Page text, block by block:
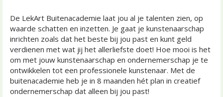
De LekArt Buitenacademie laat jou al je talenten zien, op
waarde schatten en inzetten. Je gaat je kunstenaarschap
inrichten zoals dat het beste bij jou past en kunt geld
verdienen met wat jij het allerliefste doet! Hoe mooi is het
om met jouw kunstenaarschap en ondernemerschap je te
ontwikkelen tot een professionele kunstenaar. Met de
buitenacademie heb je in 8 maanden hét plan in creatief
ondernemerschap dat alleen bij jou past!